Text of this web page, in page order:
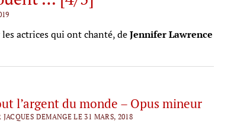
les actrices qui ont chanté, deJennifer Lawrence
l’argent du monde – Opus mineur
JACQUES DEMANGE LE 31 MARS, 2018